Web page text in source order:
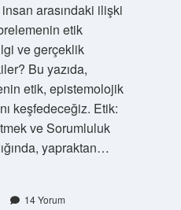
arasındaki ilişki
etik
ve gerçeklik
Bu yazıda,
etik, epistemolojik
keşfedeceğiz. Etik:
ve Sorumluluk
yapraktan…
14 Yorum